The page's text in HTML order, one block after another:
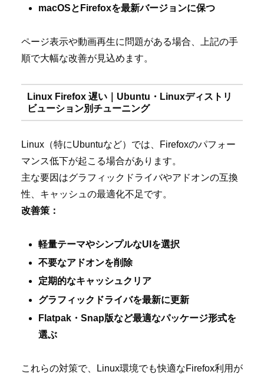
macOSとFirefoxを最新バージョンに保つ
ページ表示や動画再生に問題がある場合、上記の手
順で大幅な改善が見込めます。
Linux Firefox 遅い｜Ubuntu・Linuxディストリ
ビューション別チューニング
Linux（特にUbuntuなど）では、Firefoxのパフォー
マンス低下が起こる場合があります。
主な要因はグラフィックドライバやアドオンの互換
性、キャッシュの最適化不足です。
改善策：
軽量テーマやシンプルなUIを選択
不要なアドオンを削除
定期的なキャッシュクリア
グラフィックドライバを最新に更新
Flatpak・Snap版など最適なパッケージ形式を
選ぶ
これらの対策で、Linux環境でも快適なFirefox利用が